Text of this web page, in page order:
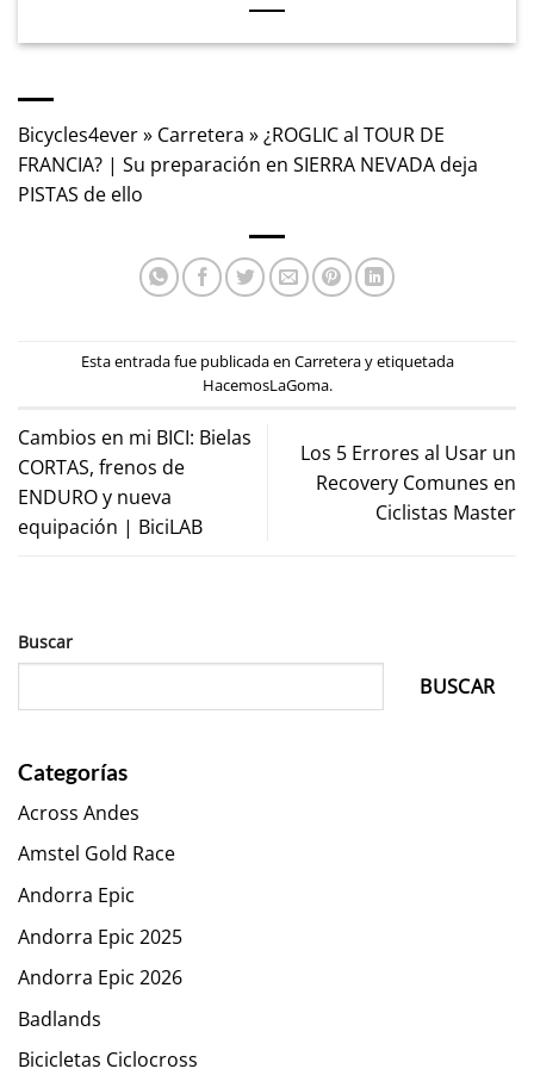
Bicycles4ever» Carretera »¿ROGLIC al TOUR DE
FRANCIA? | Su preparación en SIERRA NEVADA deja
PISTAS de ello
Esta entrada fue publicada en Carreteray etiquetada
HacemosLaGoma.
Cambios en mi BICI: Bielas
CORTAS, frenos de
ENDURO y nueva
equipación | BiciLAB
Los 5 Errores al Usar un
Recovery Comunes en
Ciclistas Master
Buscar
BUSCAR
Categorías
Across Andes
Amstel Gold Race
Andorra Epic
Andorra Epic 2025
Andorra Epic 2026
Badlands
Bicicletas Ciclocross